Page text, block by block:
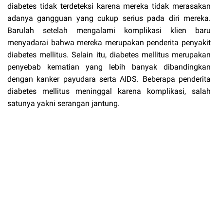
diabetes tidak terdeteksi karena mereka tidak merasakan
adanya gangguan yang cukup serius pada diri mereka.
Barulah setelah mengalami komplikasi klien baru
menyadarai bahwa mereka merupakan penderita penyakit
diabetes mellitus. Selain itu, diabetes mellitus merupakan
penyebab kematian yang lebih banyak dibandingkan
dengan kanker payudara serta AIDS. Beberapa penderita
diabetes mellitus meninggal karena komplikasi, salah
satunya yakni serangan jantung.